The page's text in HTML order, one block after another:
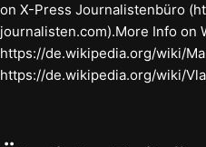
on X-Press Journalistenbüro
journalisten.com).More Info on
https://de.wikipedia.org/wiki/
https://de.wikipedia.org/wiki/